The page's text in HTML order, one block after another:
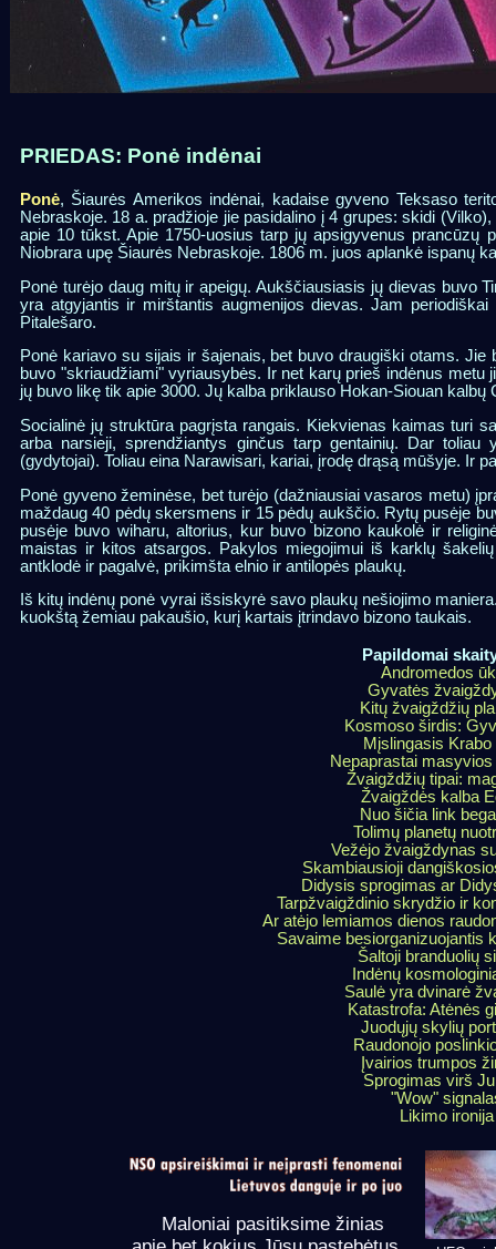
PRIEDAS: Ponė indėnai
Ponė, Šiaurės Amerikos indėnai, kadaise gyveno Teksaso
Nebraskoje. 18 a. pradžioje jie pasidalino į 4 grupes: skidi
apie 10 tūkst. Apie 1750-uosius tarp jų apsigyvenus prancūzų
Niobrara upę Šiaurės Nebraskoje. 1806 m. juos aplankė ispanų
Ponė turėjo daug mitų ir apeigų. Aukščiausiasis jų dievas buvo
yra atgyjantis ir mirštantis augmenijos dievas. Jam
Pitalešaro.
Ponė kariavo su sijais ir šajenais, bet buvo draugiški otams.
buvo "skriaudžiami" vyriausybės. Ir net karų prieš indėnus
jų buvo likę tik apie 3000. Jų kalba priklauso Hokan-Siouan kalbų
Socialinė jų struktūra pagrįsta rangais. Kiekvienas kaimas turi
arba narsieji, sprendžiantys ginčus tarp gentainių. Dar
(gydytojai). Toliau eina Narawisari, kariai, įrodę drąsą mūšyje. Ir
Ponė gyveno žeminėse, bet turėjo (dažniausiai vasaros metu)
maždaug 40 pėdų skersmens ir 15 pėdų aukščio. Rytų pusėje
pusėje buvo wiharu, altorius, kur buvo bizono kaukolė ir
maistas ir kitos atsargos. Pakylos miegojimui iš karklų
antklodė ir pagalvė, prikimšta elnio ir antilopės plaukų.
Iš kitų indėnų ponė vyrai išsiskyrė savo plaukų nešiojimo
kuokštą žemiau pakaušio, kurį kartais įtrindavo bizono taukais.
Papildomai
Andromedos
Gyvatės
Kitų žvaigždžių
Kosmoso širdis:
Mįslingasis Krabo
Nepaprastai
Žvaigždžių tipai:
Žvaigždės kalba
Nuo šičia link
Tolimų planetų
Vežėjo žvaigždynas
Skambiausioji
Didysis sprogimas ar
Tarpžvaigždinio skrydžio ir
Ar atėjo lemiamos dienos
Savaime besiorganizuojantis
Šaltoji branduolių
Indėnų
Saulė yra dvinarė
Katastrofa: Atėnės
Juodųjų skylių
Raudonojo
Įvairios trumpos
Sprogimas virš
"Wow"
Likimo ironija
Maloniai pasitiksime žinias